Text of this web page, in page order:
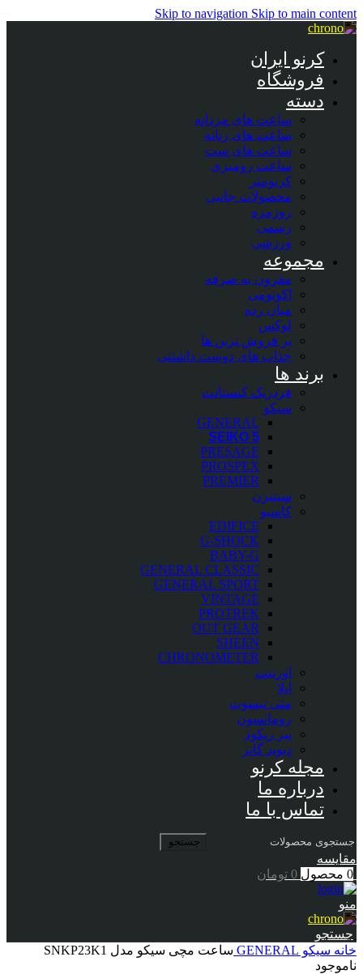
Skip to navigation Skip to main content
کرنو ایران
فروشگاه
دسته
ساعت های مردانه
ساعت های زنانه
ساعت های ست
ساعت رومیزی
کرنومتر
محصولات جانبی
روزمره
رسمی
ورزشی
مجموعه
مقرون به صرفه
اکونومی
میان رده
لوکس
پر فروش ترین ها
جذاب های دوست داشتنی
برند ها
فردریک کنستانت
سیکو
GENERAL
SEIKO 5
PRESAGE
PROSPEX
PREMIER
سیتیزن
کاسیو
EDIFICE
G-SHOCK
BABY-G
GENERAL CLASSIC
GENERAL SPORT
VINTAGE
PROTREK
OUT GEAR
SHEEN
CHRONOMETER
اورینت
اپلا
متی تیسوت
رومانسون
پیر ریکود
دیوید گانر
مجله کرنو
درباره ما
تماس با ما
جستجو
مقایسه
0 محصول 0 تومان
منو
جستجو
خانه سیکو GENERAL ساعت مچی سیکو مدل SNKP23K1
ناموجود